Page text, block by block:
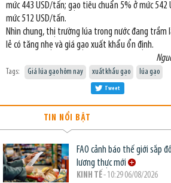
mức 443 USD/tấn; gạo tiêu chuẩn 5% ở mức
mức 512 USD/tấn.
Nhìn chung, thị trường lúa trong nước đang trầm
lẻ có tăng nhẹ và giá gạo xuất khẩu ổn định.
Tags: Giá lúa gạo hôm nay xuất khẩu gạo lúa gạo
Tweet
TIN NỔI BẬT
FAO cảnh báo thế giới sắp
lương thực mới
KINH TẾ- 10:29 06/08/2026